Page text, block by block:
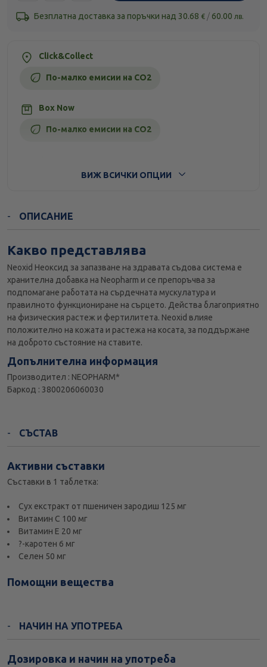
Безплатна доставка за поръчки над 30.68 € / 60.00 лв.
Click&Collect
По-малко емисии на CO2
Box Now
По-малко емисии на CO2
ВИЖ ВСИЧКИ ОПЦИИ
ОПИСАНИЕ
Какво представлява
Neoxid Неоксид за запазване на здравата съдова система е
хранителна добавка на Neopharm и се препоръчва за
подпомагане работата на сърдечната мускулатура и
правилното функциониране на сърцето. Действа благоприятно
на физическия растеж и фертилитета. Neoxid влияе
положително на кожата и растежа на косата, за поддържане
на доброто състояние на ставите.
Допълнителна информация
Производител : NEOPHARM*
Баркод : 3800206060030
СЪСТАВ
Активни съставки
Съставки в 1 таблетка:
Сух екстракт от пшеничен зародиш 125 мг
Витамин С 100 мг
Витамин Е 20 мг
?-каротен 6 мг
Селен 50 мг
Помощни вещества
НАЧИН НА УПОТРЕБА
Дозировка и начин на употреба